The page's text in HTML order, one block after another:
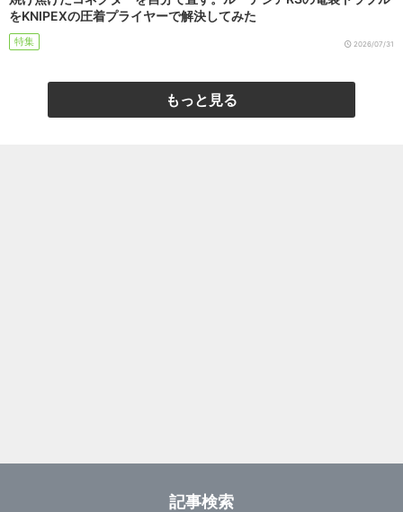
をKNIPEXの圧着プライヤーで解決してみた
特集 2026/07/31
もっと見る
記事検索